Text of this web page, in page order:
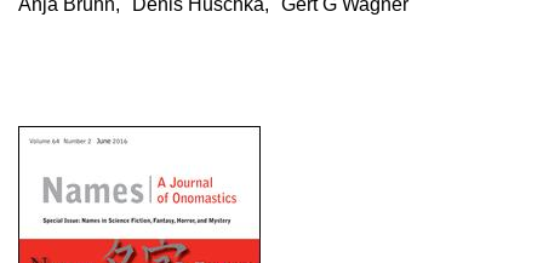
Anja Bruhn, Denis Huschka, Gert G Wagner